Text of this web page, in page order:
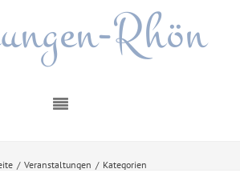
Rhön
/ Veranstaltungen / Kategorien